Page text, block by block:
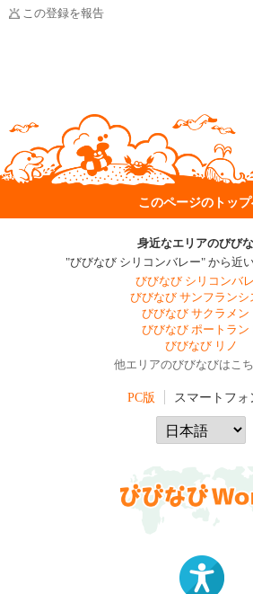
この登録を報告
このページのトッ
身近なエリアのびび
"びびなび シリコンバレー" から近
びびなび シリコンバ
びびなび サンフランシ
びびなび サクラメン
びびなび ポートラン
びびなび リノ
他エリアのびびなびはこ
PC版 スマートフォ